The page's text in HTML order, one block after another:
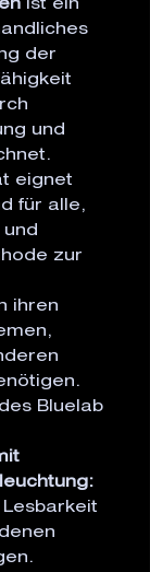
ist ein
der
und
eignet
für alle,
und
zur
ihren
Bluelab